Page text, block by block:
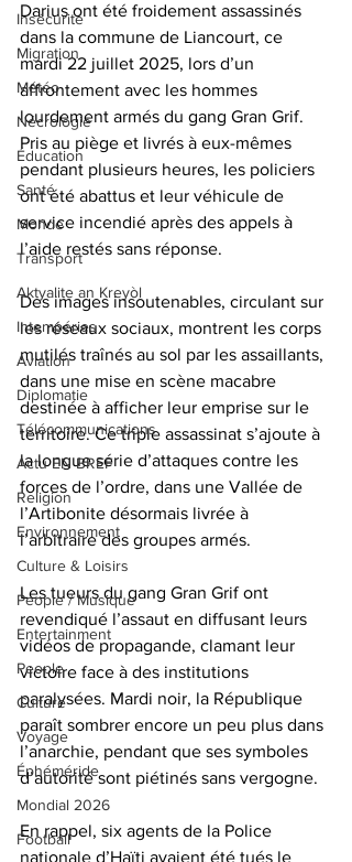
Insécurité
Migration
Météo
Nécrologie
Éducation
Santé
Monde
Transport
Aktyalite an Kreyòl
Intempéries
Aviation
Diplomatie
Télécommunications
Actu EN BREF
Religion
Environnement
Culture & Loisirs
People / Musique
Entertainment
People
Culture
Voyage
Éphéméride
Mondial 2026
Football
Darius ont été froidement assassinés
dans la commune de Liancourt, ce
mardi 22 juillet 2025, lors d’un
affrontement avec les hommes
lourdement armés du gang Gran Grif.
Pris au piège et livrés à eux-mêmes
pendant plusieurs heures, les policiers
ont été abattus et leur véhicule de
service incendié après des appels à
l’aide restés sans réponse.
Des images insoutenables, circulant sur
les réseaux sociaux, montrent les corps
mutilés traînés au sol par les assaillants,
dans une mise en scène macabre
destinée à afficher leur emprise sur le
territoire. Ce triple assassinat s’ajoute à
la longue série d’attaques contre les
forces de l’ordre, dans une Vallée de
l’Artibonite désormais livrée à
l’arbitraire des groupes armés.
Les tueurs du gang Gran Grif ont
revendiqué l’assaut en diffusant leurs
vidéos de propagande, clamant leur
victoire face à des institutions
paralysées. Mardi noir, la République
paraît sombrer encore un peu plus dans
l’anarchie, pendant que ses symboles
d’autorité sont piétinés sans vergogne.
En rappel, six agents de la Police
nationale d’Haïti avaient été tués le